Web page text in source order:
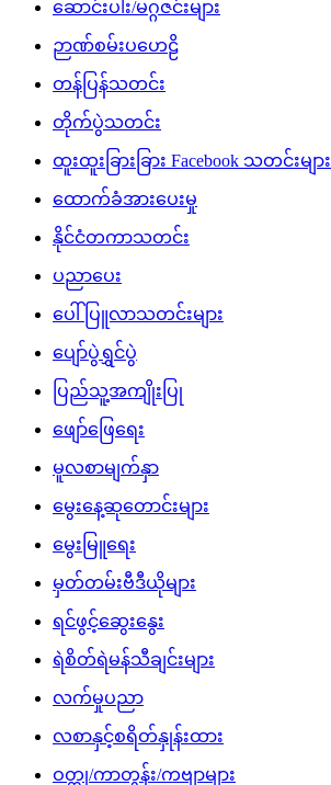
ဆောင်းပါး/မဂ္ဂဇင်းများ
ဉာဏ်စမ်းပဟေဠိ
တန်ပြန်သတင်း
တိုက်ပွဲသတင်း
ထူးထူးခြားခြား Facebook သတင်းများ
ထောက်ခံအားပေးမှု
နိုင်ငံတကာသတင်း
ပညာပေး
ပေါ်ပြူလာသတင်းများ
ပျော်ပွဲရွှင်ပွဲ
ပြည်သူ့အကျိုးပြု
ဖျော်ဖြေရေး
မူလစာမျက်နှာ
မွေးနေ့ဆုတောင်းများ
မွေးမြူရေး
မှတ်တမ်းဗီဒီယိုများ
ရင်ဖွင့်ဆွေးနွေး
ရဲစိတ်ရဲမန်သီချင်းများ
လက်မှုပညာ
လစာနှင့်စရိတ်နှုန်းထား
ဝတ္ထု/ကာတွန်း/ကဗျာများ